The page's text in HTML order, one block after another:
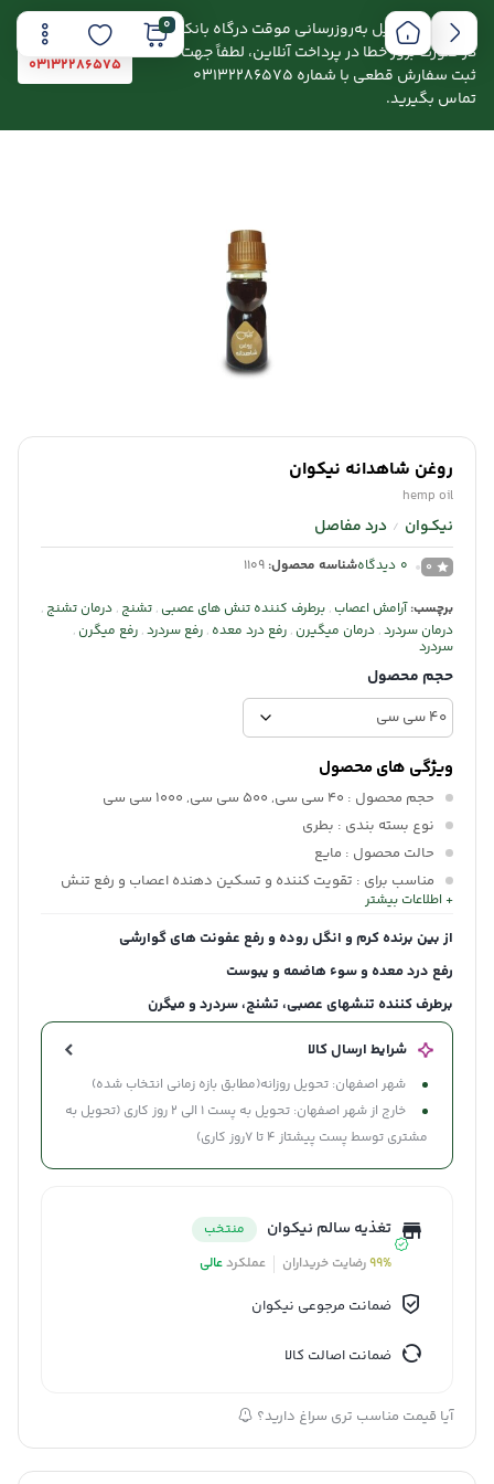
اطلاعیه: به دلیل به‌روزرسانی موقت درگاه بانکی،
در صورت بروز خطا در پرداخت آنلاین، لطفاً جهت
ثبت سفارش قطعی با شماره 03132286575
تماس بگیرید.
03132286575
0
روغن شاهدانه نیکوان
hemp oil
نیکـوان / درد مفاصل
0
0 دیدگاهشناسه محصول: 1109
برچسب:آرامش اعصاب , برطرف کننده تنش های عصبی , تشنج , درمان تشنج ,
درمان سردرد, درمان میگیرن , رفع درد معده , رفع سردرد, رفع میگرن ,
سردرد
حجم محصول
ویژگی های محصول
حجم محصول : 40 سی سی, 500 سی سی, 1000 سی سی
نوع بسته بندی : بطری
حالت محصول : مایع
مناسب برای : تقویت کننده و تسکین دهنده اعصاب و رفع تنش
های عصبی
درب آرام ریز: دارد
+ اطلاعات بیشتر
از بین برنده کرم و انگل روده و رفع عفونت های گوارشی
رفع درد معده و سوء هاضمه و یبوست
برطرف کننده تنشهای عصبی، تشنج، سردرد و میگرن
شرایط ارسال کالا
شهر اصفهان: تحویل روزانه(مطابق بازه زمانی انتخاب شده)
خارج از شهر اصفهان: تحویل به پست 1 الی 2 روز کاری (تحویل به
مشتری توسط پست پیشتاز 4 تا 7روز کاری)
تغذیه سالم نیکوان
منتخب
99%رضایت خریداران عملکردعالی
ضمانت مرجوعی نیکوان
ضمانت اصالت کالا
آیا قیمت مناسب تری سراغ دارید؟